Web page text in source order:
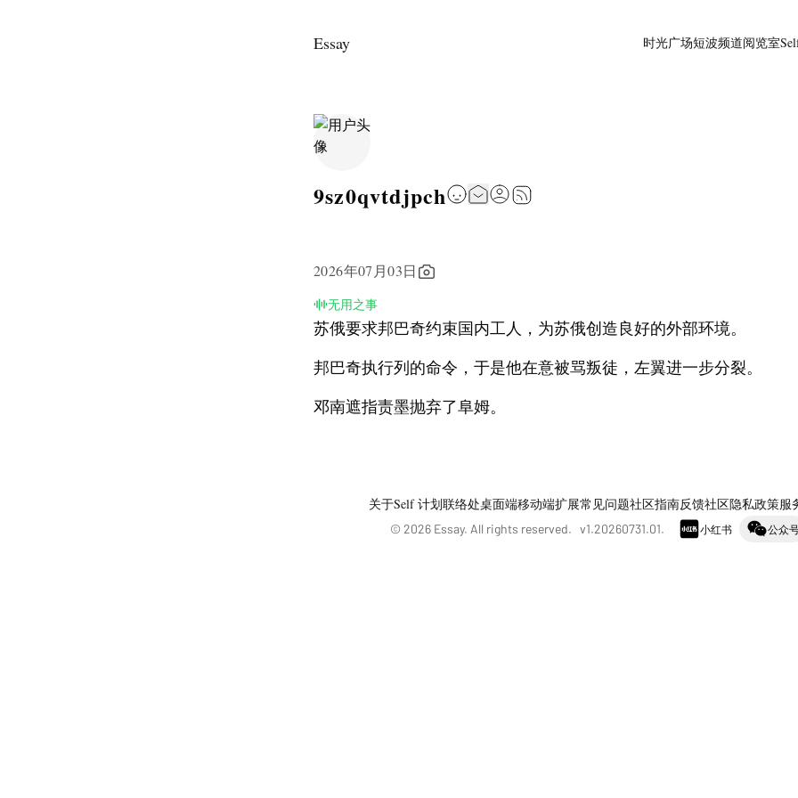
Essay 时光广场短波频道阅览室
9sz0qvtdjpch
2026年07月03日
无用之事
苏俄要求邦巴奇约束国内工人，为苏俄创造良好的外部环境。
邦巴奇执行列的命令，于是他在意被骂叛徒，左翼进一步分裂。
邓南遮指责墨抛弃了阜姆。
关于Self 计划联络处桌面端移动端扩展常见问题社区指南反馈社区隐私政策服
© 2026 Essay. All rights reserved. v1.20260731.01. 小红书 公众